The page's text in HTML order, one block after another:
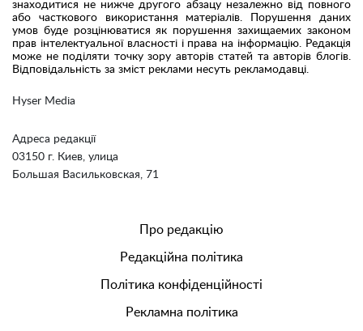
Hyser Media
Адреса редакції
03150 г. Киев, улица
Большая Васильковская, 71
знаходитися не нижче другого абзацу незалежно від повного
або часткового використання матеріалів. Порушення даних
умов буде розцінюватися як порушення захищаемих законом
прав інтелектуальної власності і права на інформацію. Редакція
може не поділяти точку зору авторів статей та авторів блогів.
Відповідальність за зміст реклами несуть рекламодавці.
Про редакцію
Редакційна політика
Політика конфіденційності
Рекламна політика